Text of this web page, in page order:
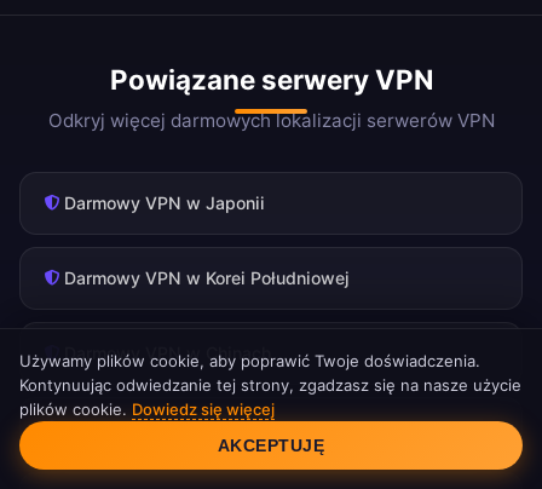
Powiązane serwery VPN
Odkryj więcej darmowych lokalizacji serwerów VPN
Darmowy VPN w Japonii
Darmowy VPN w Korei Południowej
Darmowy VPN w Chinach
Darmowy VPN na Tajwanie
Zgoda na pliki cookie
Używamy plików cookie, aby poprawić Twoje doświadczenia.
Kontynuując odwiedzanie tej strony, zgadzasz się na nasze użycie
plików cookie. Dowiedz się więcej
AKCEPTUJĘ